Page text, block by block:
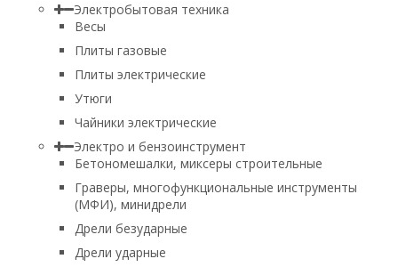
Электробытовая техника
Весы
Плиты газовые
Плиты электрические
Утюги
Чайники электрические
Электро и бензоинструмент
Бетономешалки, миксеры строительные
Граверы, многофункциональные инструменты
(МФИ), минидрели
Дрели безударные
Дрели ударные